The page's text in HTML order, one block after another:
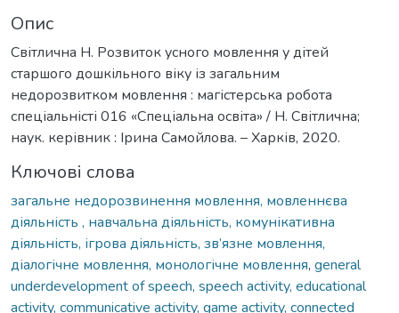
Опис
Світлична Н. Розвиток усного мовлення у дітей
старшого дошкільного віку із загальним
недорозвитком мовлення : магістерська робота
спеціальністі 016 «Спеціальна освіта» / Н. Світлична;
наук. керівник : Ірина Самойлова. – Харків, 2020.
Ключові слова
загальне недорозвинення мовлення, мовленнєва
діяльність , навчальна діяльність, комунікативна
діяльність, ігрова діяльність, зв’язне мовлення,
діалогічне мовлення, монологічне мовлення, general
underdevelopment of speech, speech activity, educational
activity, communicative activity, game activity, connected